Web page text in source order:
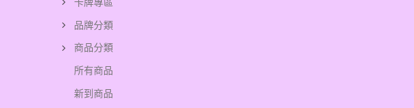
品牌分類
商品分類
所有商品
新到商品